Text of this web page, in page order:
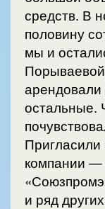
средств. В
половину
мы и
арендовали
остальные.
компании —
и ряд